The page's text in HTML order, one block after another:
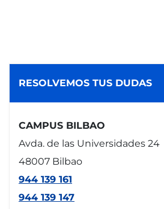
RESOLVEMOS TUS DUDAS
CAMPUS BILBAO
Avda. de las Universidades 24
48007 Bilbao
944 139 161
944 139 147